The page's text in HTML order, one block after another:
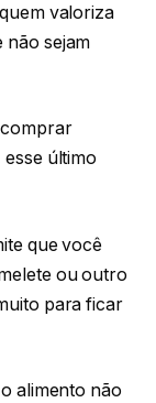
valoriza
não sejam
comprar
último
que você
ou outro
para ficar
alimento não